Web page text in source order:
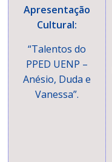
Apresentação
Cultural:
“Talentos do
PPED UENP –
Anésio, Duda e
Vanessa”.